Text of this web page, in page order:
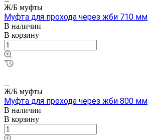
Ж/Б муфты
Муфта для прохода через жби 710 мм
В наличии
В корзину
Ж/Б муфты
Муфта для прохода через жби 800 мм
В наличии
В корзину